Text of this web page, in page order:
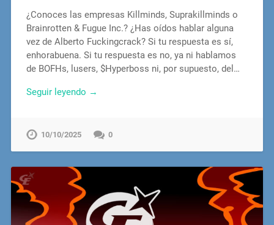
¿Conoces las empresas Killminds, Suprakillminds o
Brainrotten & Fugue Inc.? ¿Has oídos hablar alguna
vez de Alberto Fuckingcrack? Si tu respuesta es sí,
enhorabuena. Si tu respuesta es no, ya ni hablamos
de BOFHs, lusers, $Hyperboss ni, por supuesto, del…
Seguir leyendo →
10/10/2025 0